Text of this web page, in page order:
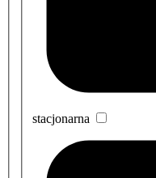
stacjonarna